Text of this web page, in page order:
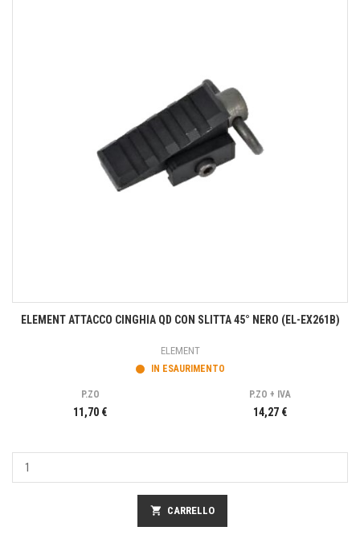
ELEMENT ATTACCO CINGHIA QD CON SLITTA 45° NERO (EL-EX261B)
ELEMENT
IN ESAURIMENTO
P.ZO
11,70 €
P.ZO + IVA
14,27 €
shopping_cart CARRELLO